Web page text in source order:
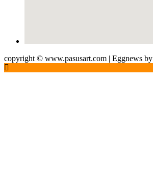
copyright © www.pasusart.com | Eggnews by